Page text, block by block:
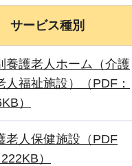
サービス種別
養護老人ホーム（介護
人福祉施設）（PDF：
）
老人保健施設（PDF
）